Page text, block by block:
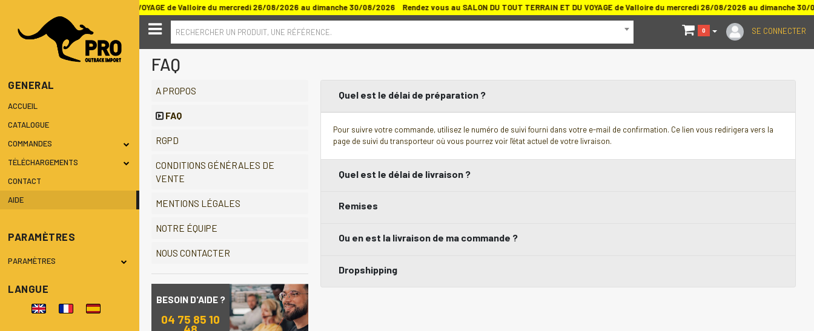
GENERAL
ACCUEIL
CATALOGUE
COMMANDES
TÉLÉCHARGEMENTS
CONTACT
AIDE
PARAMÈTRES
PARAMÈTRES
LANGUE
SALON DU TOUT TERRAIN ET DU VOYAGE de Valloire du mercredi 26/08/2026 au dimanche 30/08/2026 Rendez vous au SALON DU TOUT TERRAIN ET DU VOYAGE de Valloire du mercredi 26/08/2026 au dimanche
RECHERCHER UN PRODUIT, UNE RÉFÉRENCE. SE CONNECTER
0
FAQ
A PROPOS
FAQ
RGPD
CONDITIONS GÉNÉRALES DE
VENTE
MENTIONS LÉGALES
NOTRE ÉQUIPE
NOUS CONTACTER
BESOIN D'AIDE ?
04 75 85 10
Quel est le délai de préparation ?
Pour suivre votre commande, utilisez le numéro de suivi fourni dans votre e-mail de confirmation. Ce lien vous redirigera vers la
page de suivi du transporteur où vous pourrez voir l'état actuel de votre livraison.
Quel est le délai de livraison ?
Remises
Ou en est la livraison de ma commande ?
Dropshipping